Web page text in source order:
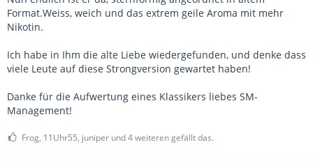
Format.Weiss, weich und das extrem geile Aroma mit mehr
Nikotin.
Ich habe in Ihm die alte Liebe wiedergefunden, und denke dass
viele Leute auf diese Strongversion gewartet haben!
Danke für die Aufwertung eines Klassikers liebes SM-
Management!
Frog, 11Uhr55, juniper und 4 weiteren gefällt das.